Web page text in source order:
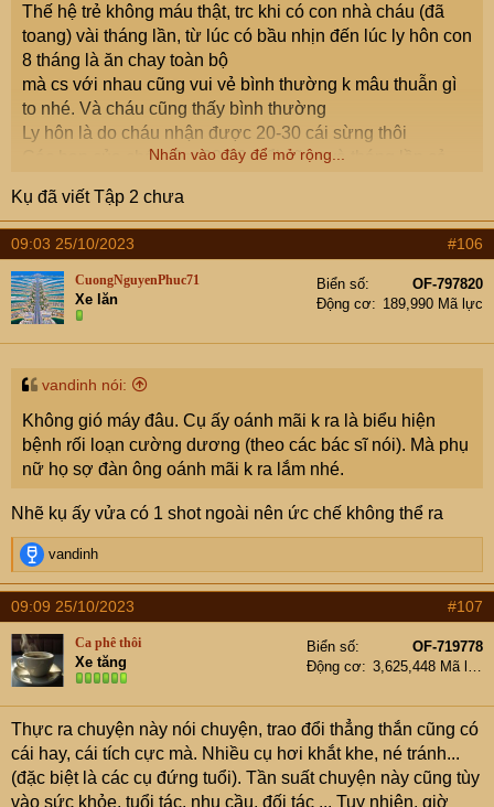
Thế hệ trẻ không máu thật, trc khi có con nhà cháu (đã
toang) vài tháng lần, từ lúc có bầu nhịn đến lúc ly hôn con
8 tháng là ăn chay toàn bộ
mà cs với nhau cũng vui vẻ bình thường k mâu thuẫn gì
to nhé. Và cháu cũng thấy bình thường
Ly hôn là do cháu nhận được 20-30 cái sừng thôi
Các bạn của cháu tầm 28-29 tuổi cũng và tháng lần cả
Nhấn vào đây để mở rộng...
Kụ đã viết Tập 2 chưa
09:03 25/10/2023 #106
CuongNguyenPhuc71
Xe lăn
Biển số
OF-797820
Động cơ
189,990 Mã lực
vandinh nói:
Không gió máy đâu. Cụ ấy oánh mãi k ra là biểu hiện
bệnh rối loạn cường dương (theo các bác sĩ nói). Mà phụ
nữ họ sợ đàn ông oánh mãi k ra lắm nhé.
Nhẽ kụ ấy vửa có 1 shot ngoài nên ức chế không thể ra
R
e
a
c
t
i
o
n
s
:
vandinh
09:09 25/10/2023 #107
Ca phê thôi
Xe tăng
Biển số
OF-719778
Động cơ
Thực ra chuyện này nói chuyện, trao đổi thẳng thắn cũng có
cái hay, cái tích cực mà. Nhiều cụ hơi khắt khe, né tránh...
(đặc biệt là các cụ đứng tuổi). Tần suất chuyện này cũng tùy
vào sức khỏe, tuổi tác, nhu cầu, đối tác ... Tuy nhiên, giờ